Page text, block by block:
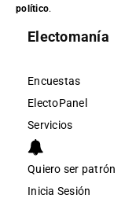
político.
Electomanía
Encuestas
ElectoPanel
Servicios
Quiero ser patrón
Inicia Sesión